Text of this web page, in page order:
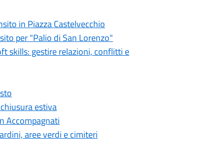
in Piazza Castelvecchio
per "Palio di San Lorenzo"
skills: gestire relazioni, conflitti e
estiva
Accompagnati
aree verdi e cimiteri